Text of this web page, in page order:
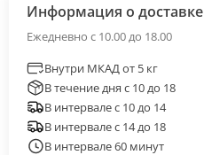
Информация о доставке
Ежедневно с 10.00 до 18.00
Внутри МКАД от 5 кг
В течение дня с 10 до 18
В интервале с 10 до 14
В интервале с 14 до 18
В интервале 60 минут